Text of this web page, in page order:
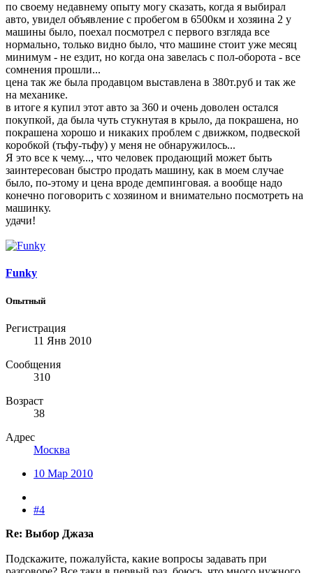
по своему недавнему опыту могу сказать, когда я выбирал
авто, увидел объявление с пробегом в 6500км и хозяина 2 у
машины было, поехал посмотрел с первого взгляда все
нормально, только видно было, что машине стоит уже месяц
минимум - не ездит, но когда она завелась с пол-оборота - все
сомнения прошли...
цена так же была продавцом выставлена в 380т.руб и так же
на механике.
в итоге я купил этот авто за 360 и очень доволен остался
покупкой, да была чуть стукнутая в крыло, да покрашена, но
покрашена хорошо и никаких проблем с движком, подвеской
коробкой (тьфу-тьфу) у меня не обнаружилось...
Я это все к чему..., что человек продающий может быть
заинтересован быстро продать машину, как в моем случае
было, по-этому и цена вроде демпинговая. а вообще надо
конечно поговорить с хозяином и внимательно посмотреть на
машинку.
удачи!
Funky
Опытный
Регистрация
11 Янв 2010
Сообщения
310
Возраст
38
Адрес
Москва
10 Мар 2010
#4
Re: Выбор Джаза
Подскажите, пожалуйста, какие вопросы задавать при